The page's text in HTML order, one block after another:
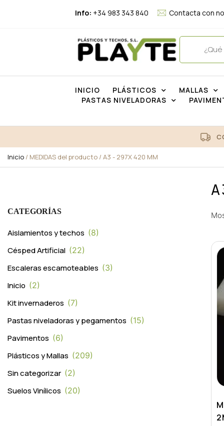
Info: +34 983 343 840 Contacta con
INICIO PLÁSTICOS
MALLAS
PASTAS NIVELADORAS
Inicio / MEDIDAS del producto / A3 - 297X 420 MM
CATEGORÍAS
Aislamientos y techos 8
Césped Artificial 22
Escaleras escamoteables 3
Inicio 2
Kit invernaderos 7
Pastas niveladoras y pegamentos 15
Pavimentos 6
Plásticos y Mallas 209
Sin categorizar 2
Suelos Vinílicos 20